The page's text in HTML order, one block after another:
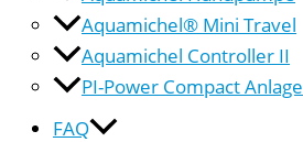
Aquamichel® Mini Travel
Aquamichel Controller II
PI-Power Compact Anlage
FAQ